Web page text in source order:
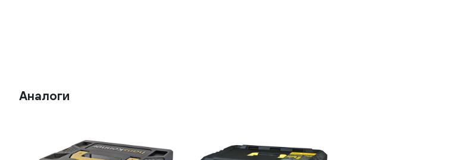
Аналоги